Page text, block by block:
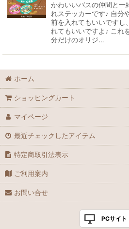
かわいいバスの仲間と一
れステッカーです♪ 自分
前を入れてもいいですし
れてもいいですよ♪ これ
分だけのオリジ…
ホーム
ショッピングカート
マイページ
最近チェックしたアイテム
特定商取引法表示
ご利用案内
お問い合せ
PCサイト